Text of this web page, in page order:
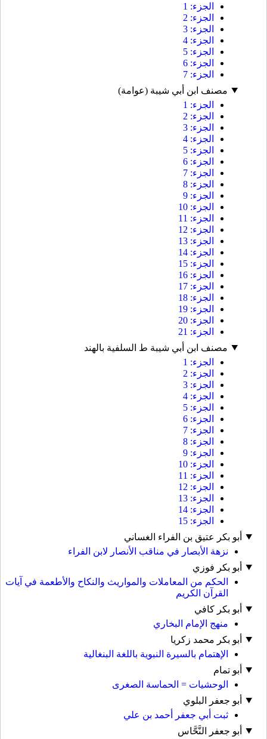
الجزء: 1
الجزء: 2
الجزء: 3
الجزء: 4
الجزء: 5
الجزء: 6
الجزء: 7
مصنف ابن أبي شيبة (عوامة)
الجزء: 1
الجزء: 2
الجزء: 3
الجزء: 4
الجزء: 5
الجزء: 6
الجزء: 7
الجزء: 8
الجزء: 9
الجزء: 10
الجزء: 11
الجزء: 12
الجزء: 13
الجزء: 14
الجزء: 15
الجزء: 16
الجزء: 17
الجزء: 18
الجزء: 19
الجزء: 20
الجزء: 21
مصنف ابن أبي شيبة ط السلفية بالهند
الجزء: 1
الجزء: 2
الجزء: 3
الجزء: 4
الجزء: 5
الجزء: 6
الجزء: 7
الجزء: 8
الجزء: 9
الجزء: 10
الجزء: 11
الجزء: 12
الجزء: 13
الجزء: 14
الجزء: 15
أبو بكر عتيق بن الفراء الغساني
نزهة الأبصار في مناقب الأنصار لابن الفراء
أبو بكر فوزي
الحكم من المعاملات والمواريث والنكاح والأطعمة في آيات
القرآن الكريم
أبو بكر كافي
منهج الإمام البخاري
أبو بكر محمد زكريا
الإهتمام بالسيرة النبوية باللغة البنغالية
أبو تمام
الوحشيات = الحماسة الصغرى
أبو جعفر البلوي
ثبت أبي جعفر أحمد بن علي
أبو جعفر النَّحَّاس